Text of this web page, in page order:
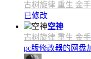
古树旋律 重生 金
已修改
空神
古树旋律 重生 金
pc版修改器的网盘